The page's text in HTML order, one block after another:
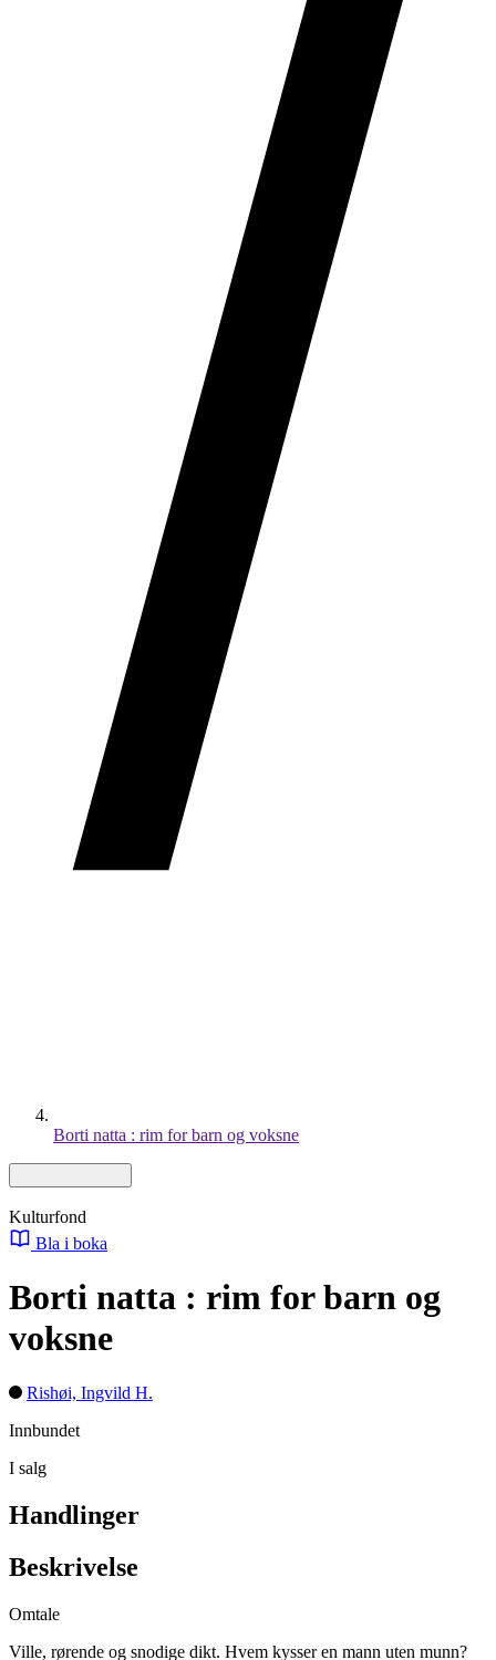
Borti natta : rim for barn og voksne
Kulturfond
Bla i boka
Borti natta : rim for barn og
voksne
Rishøi, Ingvild H.
Innbundet
I salg
Handlinger
Beskrivelse
Omtale
Ville, rørende og snodige dikt. Hvem kysser en mann uten munn?